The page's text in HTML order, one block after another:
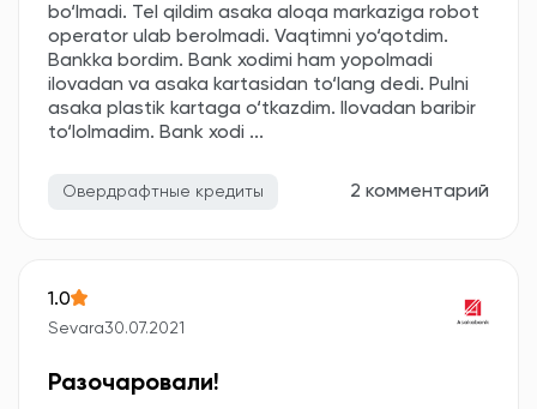
bo‘lmadi. Tel qildim asaka aloqa markaziga robot
operator ulab berolmadi. Vaqtimni yo‘qotdim.
Bankka bordim. Bank xodimi ham yopolmadi
ilovadan va asaka kartasidan to‘lang dedi. Pulni
asaka plastik kartaga o‘tkazdim. Ilovadan baribir
to‘lolmadim. Bank xodi ...
Овердрафтные кредиты 2 комментарий
1.0
Sevara30.07.2021
Разочаровали!